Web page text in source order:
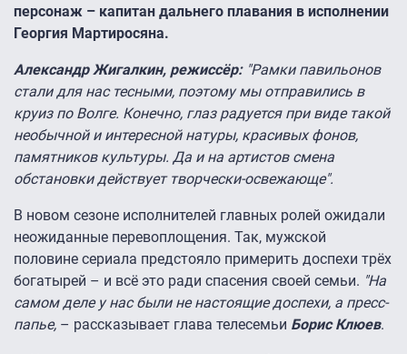
персонаж – капитан дальнего плавания в исполнении
Георгия Мартиросяна.
Александр Жигалкин, режиссёр: "Рамки павильонов
стали для нас тесными, поэтому мы отправились в
круиз по Волге. Конечно, глаз радуется при виде такой
необычной и интересной натуры, красивых фонов,
памятников культуры. Да и на артистов смена
обстановки действует творчески-освежающе".
В новом сезоне исполнителей главных ролей ожидали
неожиданные перевоплощения. Так, мужской
половине сериала предстояло примерить доспехи трёх
богатырей – и всё это ради спасения своей семьи. "На
самом деле у нас были не настоящие доспехи, а пресс-
папье, – рассказывает глава телесемьи Борис Клюев.